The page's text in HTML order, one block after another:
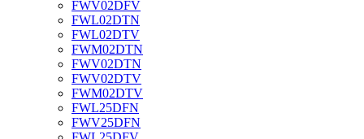
FWV02DFV
FWL02DTN
FWL02DTV
FWM02DTN
FWV02DTN
FWV02DTV
FWM02DTV
FWL25DFN
FWV25DFN